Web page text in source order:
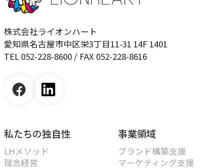
株式会社ライオンハート
愛知県名古屋市中区栄3丁目11-31 14F 1401
TEL 052-228-8600 / FAX 052-228-8616
私たちの独自性
LHメソッド
理念経営
事業領域
ブランド構築支援
マーケティング支援